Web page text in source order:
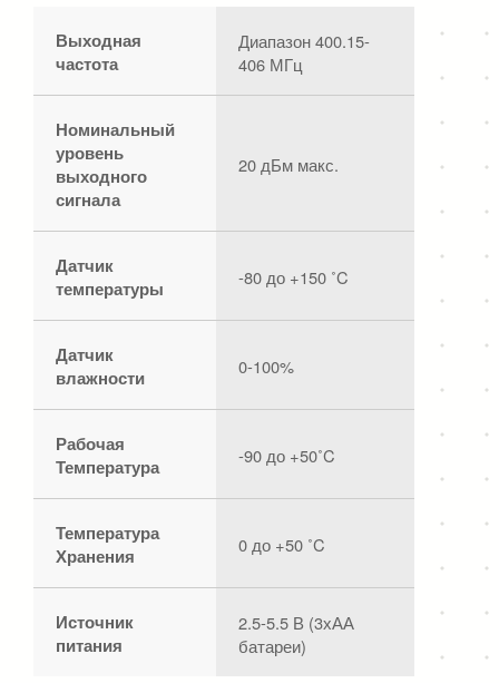
Выходная
частота
Диапазон 400.15-
406 МГц
Номинальный
уровень
выходного
сигнала
20 дБм макс.
Датчик
температуры
-80 до +150 ˚C
Датчик
влажности
0-100%
Рабочая
Температура
-90 до +50˚C
Температура
Хранения
0 до +50 ˚C
Источник
питания
2.5-5.5 В (3хАА
батареи)